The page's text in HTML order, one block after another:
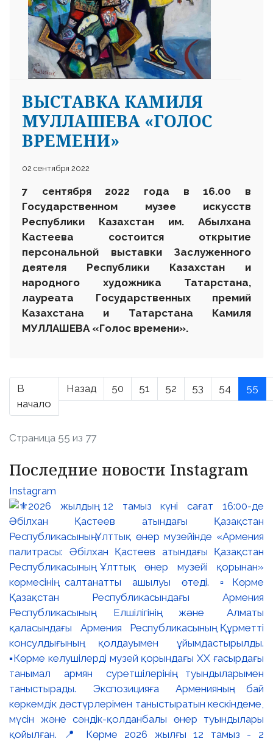
ВЫСТАВКА КАМИЛЯ
МУЛЛАШЕВА «ГОЛОС
ВРЕМЕНИ»
02 сентября 2022
7 сентября 2022 года в 16.00 в
Государственном музее искусств
Республики Казахстан им. Абылхана
Кастеева состоится открытие
персональной выставки
Заслуженного
деятеля Республики Казахстан и
народного художника Татарстана,
лауреата Государственных премий
Казахстана и Татарстана Камиля
МУЛЛАШЕВА «Голос времени».
В
начало
Назад 50 51 52 53 54 55
Страница 55 из 77
Последние новости Instagram
Instagram